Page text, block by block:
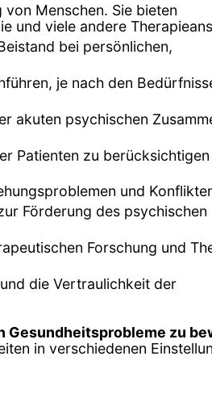
Menschen. Sie bieten
und viele andere
bei persönlichen,
je nach den
akuten psychischen
Patienten zu
und
Förderung des psychischen
Forschung und
die Vertraulichkeit der
Gesundheitsprobleme zu
in verschiedenen